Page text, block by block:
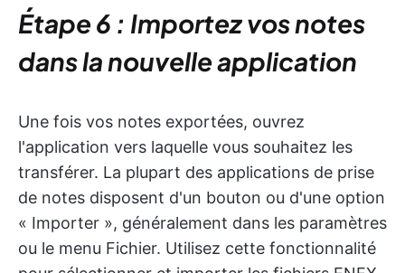
Étape 6 : Importez vos notes
dans la nouvelle application
Une fois vos notes exportées, ouvrez
l'application vers laquelle vous souhaitez les
transférer. La plupart des applications de prise
de notes disposent d'un bouton ou d'une option
« Importer », généralement dans les paramètres
ou le menu Fichier. Utilisez cette fonctionnalité